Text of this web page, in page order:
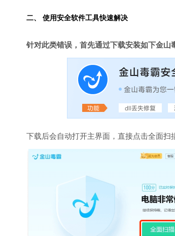
二、 使用安全软件工具快速解决
针对此类错误，首先通过下载安装如下金山
下载后会自动打开主界面，直接点击全面扫